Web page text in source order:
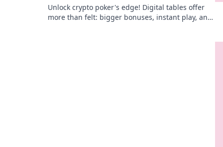
Unlock crypto poker's edge! Digital tables offer
more than felt: bigger bonuses, instant play, and